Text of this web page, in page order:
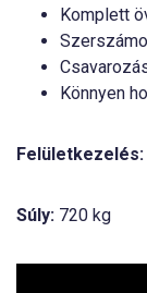
Komplett
Könnyen
Felületkezelés:
Súly: 720 kg